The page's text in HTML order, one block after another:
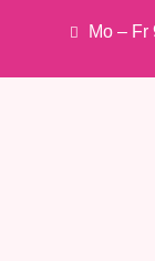
Mo – Fr